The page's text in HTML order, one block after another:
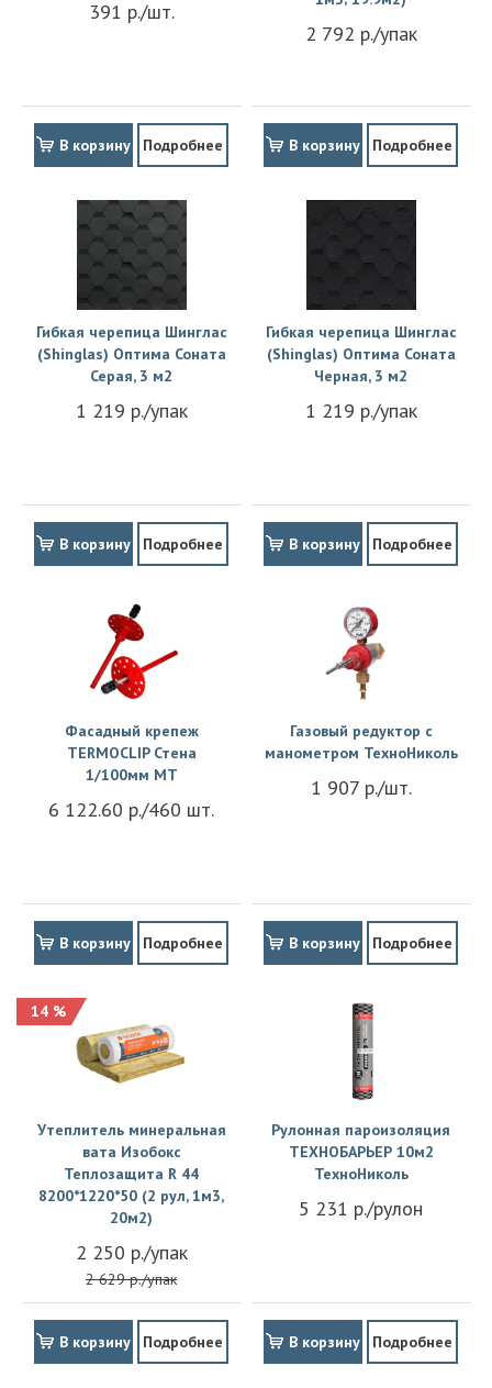
391 р./шт.
В корзину Подробнее
2 792 р./упак
В корзину Подробнее
Гибкая черепица Шинглас
(Shinglas) Оптима Соната
Серая, 3 м2
1 219 р./упак
В корзину Подробнее
Гибкая черепица Шинглас
(Shinglas) Оптима Соната
Черная, 3 м2
1 219 р./упак
В корзину Подробнее
Фасадный крепеж
TERMOCLIP Стена
1/100мм MT
6 122.60 р./460 шт.
В корзину Подробнее
Газовый редуктор с
манометром ТехноНиколь
1 907 р./шт.
В корзину Подробнее
14 %
Утеплитель минеральная
вата Изобокс
Теплозащита R 44
8200*1220*50 (2 рул, 1м3,
20м2)
2 250 р./упак
2 629 р./упак
В корзину Подробнее
Рулонная пароизоляция
ТЕХНОБАРЬЕР 10м2
ТехноНиколь
5 231 р./рулон
В корзину Подробнее